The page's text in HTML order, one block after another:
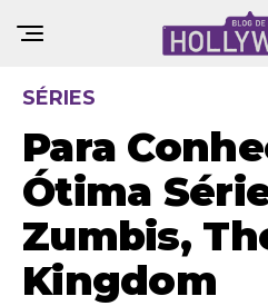
SÉRIES
Para
Ótima
Zumbis,
Kingdom